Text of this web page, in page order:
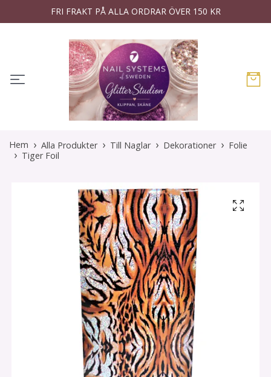
FRI FRAKT PÅ ALLA ORDRAR ÖVER 150 KR
Hem Alla Produkter Till Naglar Dekorationer
Folie
Tiger Foil